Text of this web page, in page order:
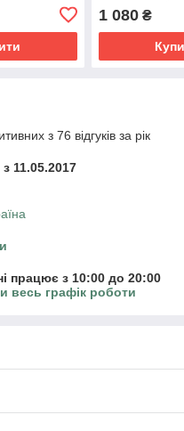
1 080₴
з 76 відгуків за рік
11.05.2017
працює з 10:00 до 20:00
весь графік роботи